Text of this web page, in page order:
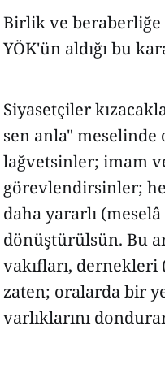
Birlik ve
YÖK'ün aldığı bu
Siyasetçiler
sen anla" meselinde
lağvetsinler; imam
görevlendirsinler;
daha yararlı
dönüştürülsün. Bu
vakıfları, dernekleri
zaten; oralarda bir
varlıklarını